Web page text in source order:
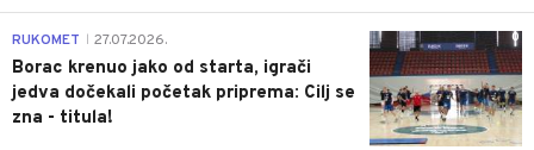
0
RUKOMET 27.07.2026.
Borac krenuo jako od starta, igrači
jedva dočekali početak priprema: Cilj se
zna - titula!